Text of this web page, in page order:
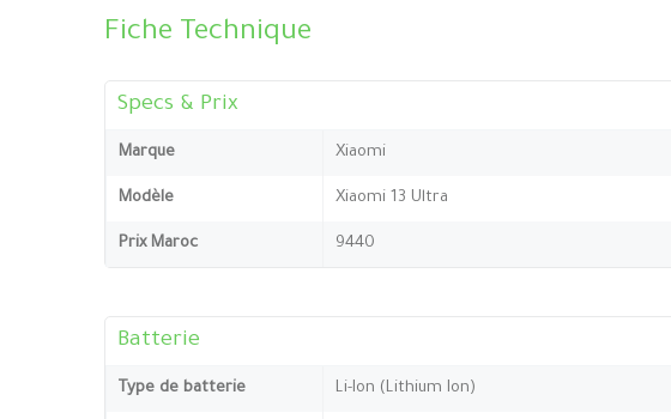
Fiche Technique
Specs & Prix
Marque Xiaomi
Modèle Xiaomi 13 Ultra
Prix Maroc 9440
Batterie
Type de batterie Li-Ion (Lithium Ion)